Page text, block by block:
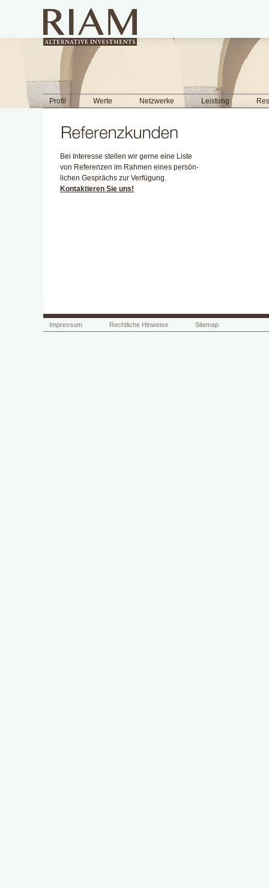
Profil Werte Netzwerke Leistung
Bei Interesse stellen wir gerne eine Liste
von Re­feren­zen im Rahmen eines persön­
lichen Ge­sprächs zur Ver­fügung.
Kontaktieren Sie uns!
Impressum Rechtliche Hinweise Sitemap